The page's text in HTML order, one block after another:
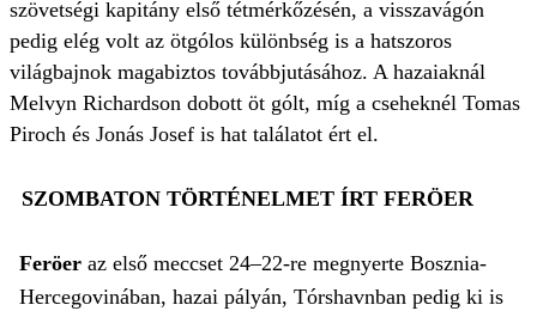
szövetségi kapitány első tétmérkőzésén, a visszavágón
pedig elég volt az ötgólos különbség is a hatszoros
világbajnok magabiztos továbbjutásához. A hazaiaknál
Melvyn Richardson dobott öt gólt, míg a cseheknél Tomas
Piroch és Jonás Josef is hat találatot ért el.
Feröer az első meccset 24–22-re megnyerte Bosznia-
Hercegovinában, hazai pályán, Tórshavnban pedig ki is
SZOMBATON TÖRTÉNELMET ÍRT FERÖER